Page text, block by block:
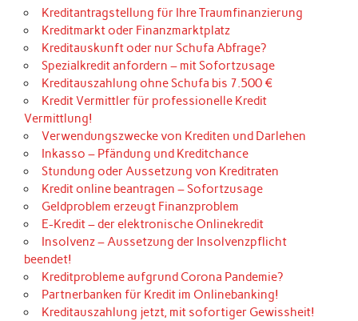
Kreditantragstellung für Ihre Traumfinanzierung
Kreditmarkt oder Finanzmarktplatz
Kreditauskunft oder nur Schufa Abfrage?
Spezialkredit anfordern – mit Sofortzusage
Kreditauszahlung ohne Schufa bis 7.500 €
Kredit Vermittler für professionelle Kredit
Vermittlung!
Verwendungszwecke von Krediten und Darlehen
Inkasso – Pfändung und Kreditchance
Stundung oder Aussetzung von Kreditraten
Kredit online beantragen – Sofortzusage
Geldproblem erzeugt Finanzproblem
E-Kredit – der elektronische Onlinekredit
Insolvenz – Aussetzung der Insolvenzpflicht
beendet!
Kreditprobleme aufgrund Corona Pandemie?
Partnerbanken für Kredit im Onlinebanking!
Kreditauszahlung jetzt, mit sofortiger Gewissheit!